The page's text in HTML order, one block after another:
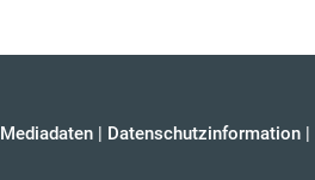
Mediadaten | Datenschutzinformation |